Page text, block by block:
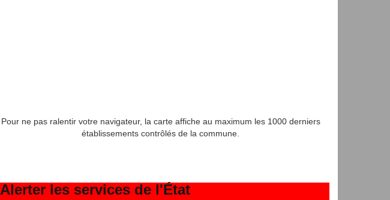
Pour ne pas ralentir votre navigateur, la carte affiche au maximum les 1000 derniers
établissements contrôlés de la commune.
Alerter les services de l'État